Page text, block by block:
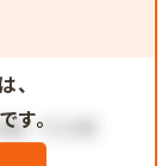
、
す。